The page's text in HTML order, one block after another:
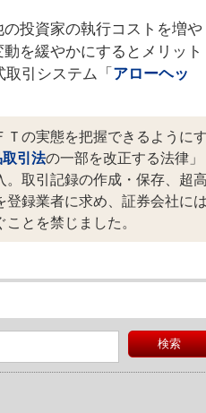
投資家の執行コストを増や
を緩やかにするとメリット
引システム「 アローヘッ
の実態を把握できるようにす
引法の一部を改正する法律」
。取引記録の作成・保存、超高
録業者に求め、証券会社には
とを禁じました。